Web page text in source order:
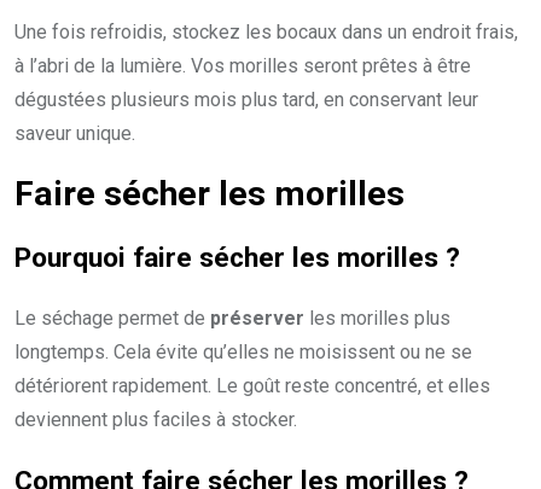
Une fois refroidis, stockez les bocaux dans un endroit frais,
à l’abri de la lumière. Vos morilles seront prêtes à être
dégustées plusieurs mois plus tard, en conservant leur
saveur unique.
Faire sécher les morilles
Pourquoi faire sécher les morilles ?
Le séchage permet de préserver les morilles plus
longtemps. Cela évite qu’elles ne moisissent ou ne se
détériorent rapidement. Le goût reste concentré, et elles
deviennent plus faciles à stocker.
Comment faire sécher les morilles ?